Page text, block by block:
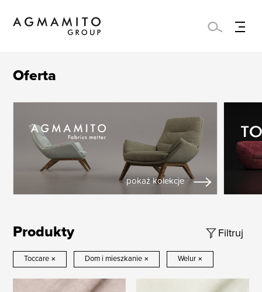
Oferta
pokaż kolekcje
Produkty Filtruj
Toccare × Dom i mieszkanie × Welur ×